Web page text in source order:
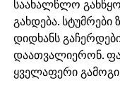
საახალწლო
გახდება.
დიდხანს
დაათვალიერონ.
ყველაფერი